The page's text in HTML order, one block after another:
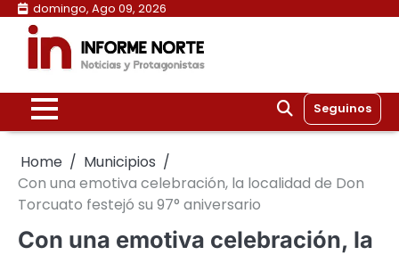
Skip
content
domingo, Ago 09, 2026
Seguinos
Home
Municipios
Con una emotiva celebración, la localidad de Don
Torcuato festejó su 97° aniversario
Con una emotiva celebración, la